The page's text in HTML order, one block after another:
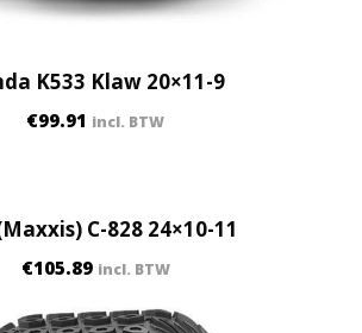
K533 Klaw 20×11-9
€99.91 incl. BTW
C-828 24×10-11
€105.89 incl. BTW